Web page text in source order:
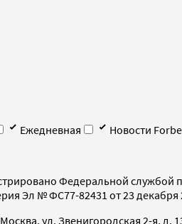
Ежедневная
Новости
Федеральной
Эл № ФС77-82431 от 23 декабря
ул. Звенигородская 2-я, д.